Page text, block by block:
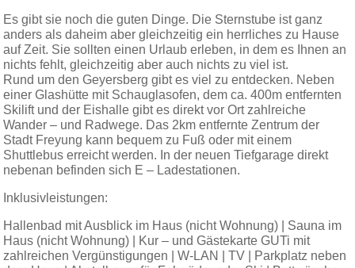
Es gibt sie noch die guten Dinge. Die Sternstube ist ganz
anders als daheim aber gleichzeitig ein herrliches zu Hause
auf Zeit. Sie sollten einen Urlaub erleben, in dem es Ihnen an
nichts fehlt, gleichzeitig aber auch nichts zu viel ist.
Rund um den Geyersberg gibt es viel zu entdecken. Neben
einer Glashütte mit Schauglasofen, dem ca. 400m entfernten
Skilift und der Eishalle gibt es direkt vor Ort zahlreiche
Wander – und Radwege. Das 2km entfernte Zentrum der
Stadt Freyung kann bequem zu Fuß oder mit einem
Shuttlebus erreicht werden. In der neuen Tiefgarage direkt
nebenan befinden sich E – Ladestationen.
Inklusivleistungen:
Hallenbad mit Ausblick im Haus (nichtWohnung) | Sauna im
Haus (nichtWohnung) | Kur – und Gästekarte GUTi mit
zahlreichen Vergünstigungen | W-LAN | TV | Parkplatz neben